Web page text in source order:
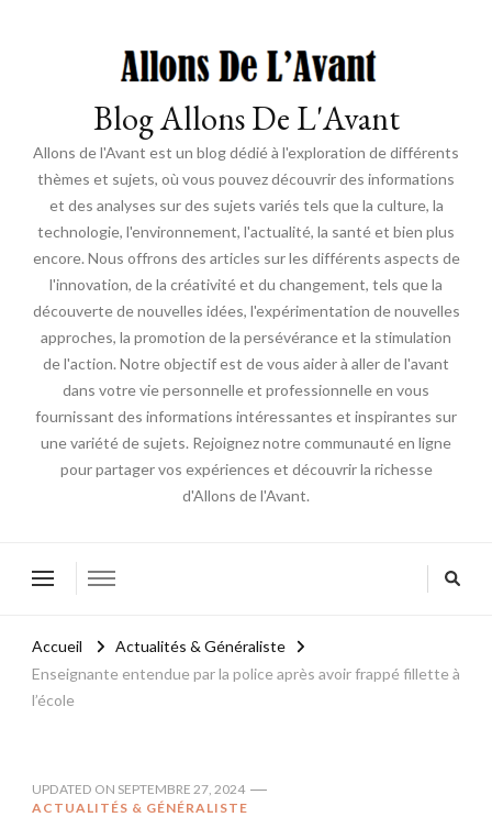
Blog Allons De L'Avant
Allons de l'Avant est un blog dédié à l'exploration de différents
thèmes et sujets, où vous pouvez découvrir des informations
et des analyses sur des sujets variés tels que la culture, la
technologie, l'environnement, l'actualité, la santé et bien plus
encore. Nous offrons des articles sur les différents aspects de
l'innovation, de la créativité et du changement, tels que la
découverte de nouvelles idées, l'expérimentation de nouvelles
approches, la promotion de la persévérance et la stimulation
de l'action. Notre objectif est de vous aider à aller de l'avant
dans votre vie personnelle et professionnelle en vous
fournissant des informations intéressantes et inspirantes sur
une variété de sujets. Rejoignez notre communauté en ligne
pour partager vos expériences et découvrir la richesse
d'Allons de l'Avant.
Accueil
Actualités & Généraliste
Enseignante entendue par la police après avoir frappé fillette à
l’école
UPDATED ON SEPTEMBRE 27, 2024
ACTUALITÉS & GÉNÉRALISTE